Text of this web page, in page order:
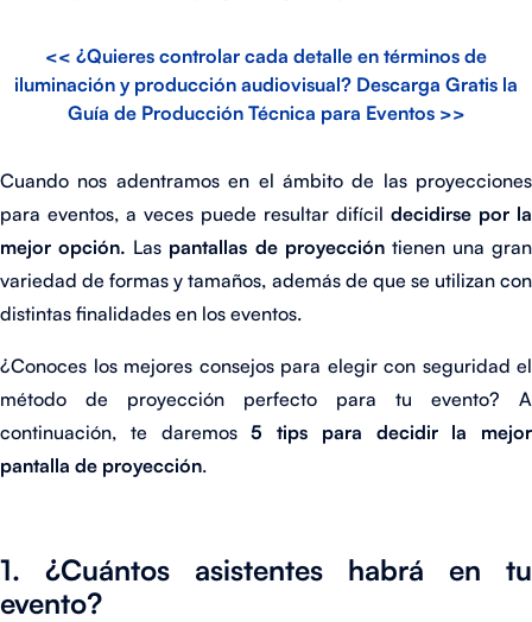
<< ¿Quieres controlar cada detalle en términos de
iluminación y producción audiovisual? Descarga Gratis la
Guía de Producción Técnica para Eventos >>
Cuando nos adentramos en el ámbito de las proyecciones
para eventos, a veces puede resultar difícil decidirse por la
mejor opción. Las pantallas de proyeccióntienen una gran
variedad de formas y tamaños, además de que se utilizan con
distintas finalidades en los eventos.
¿Conoces los mejores consejos para elegir con seguridad el
método de proyección perfecto para tu evento? A
continuación, te daremos5 tips para decidir la mejor
pantalla de proyección.
1. ¿Cuántos asistentes habrá en tu
evento?